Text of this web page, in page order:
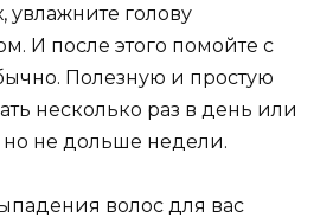
увлажните голову
И после этого помойте с
Полезную и простую
несколько раз в день или
не дольше недели.
волос для вас